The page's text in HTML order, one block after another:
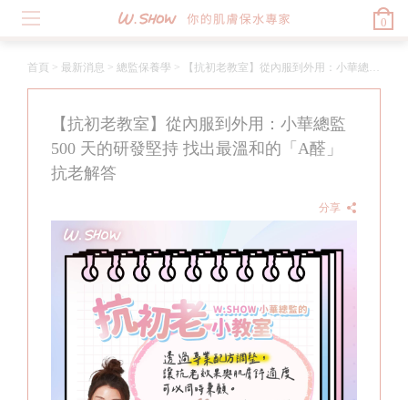
0
首頁 > 最新消息 > 總監保養學 > 【抗初老教室】從內服到外用：小華總監 500 天的研發堅持 找出最溫和的「A醛」抗老解答
【抗初老教室】從內服到外用：小華總監
500 天的研發堅持 找出最溫和的「A醛」
抗老解答
分享